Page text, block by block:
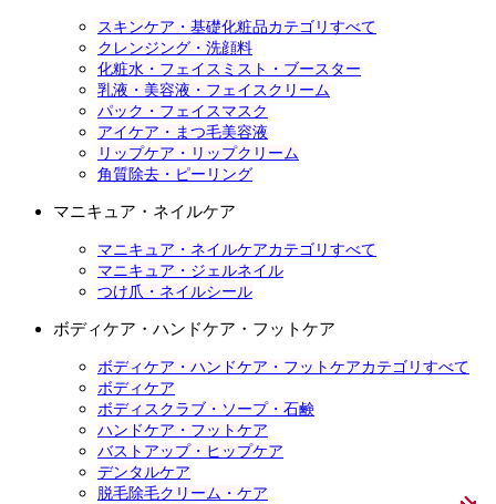
スキンケア・基礎化粧品カテゴリすべて
クレンジング・洗顔料
化粧水・フェイスミスト・ブースター
乳液・美容液・フェイスクリーム
パック・フェイスマスク
アイケア・まつ毛美容液
リップケア・リップクリーム
角質除去・ピーリング
マニキュア・ネイルケア
マニキュア・ネイルケアカテゴリすべて
マニキュア・ジェルネイル
つけ爪・ネイルシール
ボディケア・ハンドケア・フットケア
ボディケア・ハンドケア・フットケアカテゴリすべて
ボディケア
ボディスクラブ・ソープ・石鹸
ハンドケア・フットケア
バストアップ・ヒップケア
デンタルケア
脱毛除毛クリーム・ケア